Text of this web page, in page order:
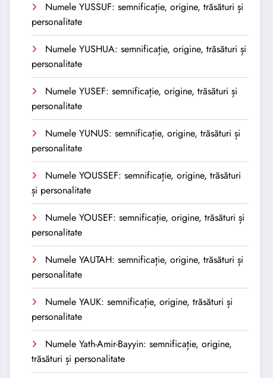
Numele YUSSUF: semnificație, origine, trăsături și
personalitate
Numele YUSHUA: semnificație, origine, trăsături și
personalitate
Numele YUSEF: semnificație, origine, trăsături și
personalitate
Numele YUNUS: semnificație, origine, trăsături și
personalitate
Numele YOUSSEF: semnificație, origine, trăsături
și personalitate
Numele YOUSEF: semnificație, origine, trăsături și
personalitate
Numele YAUTAH: semnificație, origine, trăsături și
personalitate
Numele YAUK: semnificație, origine, trăsături și
personalitate
Numele Yath-Amir-Bayyin: semnificație, origine,
trăsături și personalitate